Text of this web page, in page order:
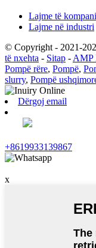
Lajme të
Lajme në industri
© Copyright - 2021-
të nxehta - Sitap - AMP
Pompë rëre, Pompë,
slurry, Pompë
Dërgoj email
+8619933139867
x